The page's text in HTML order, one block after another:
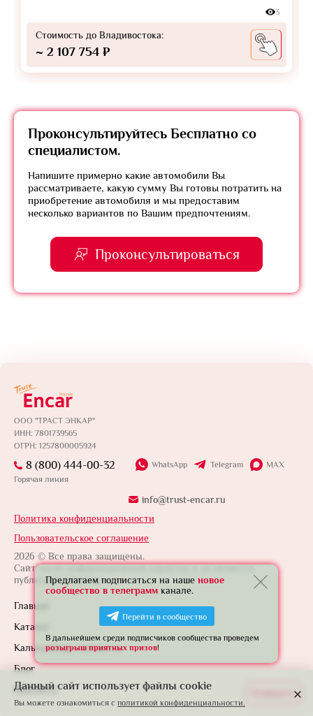
3
Стоимость до Владивостока:
~ 2 107 754 ₽
Проконсультируйтесь Бесплатно со
специалистом.
Напишите примерно какие автомобили Вы
рассматриваете, какую сумму Вы готовы потратить на
приобретение автомобиля и мы предоставим
несколько вариантов по Вашим предпочтениям.
Проконсультироваться
ООО "ТРАСТ ЭНКАР"
ИНН: 7801739565
ОГРН: 1257800005924
Политика конфиденциальности
Пользовательское соглашение
2026 © Все права защищены.
Сайт носит информационный характер и не является
публичной офертой.
Главная
Каталог
Калькулятор стоимости
Блог
Контакты
8 (800) 444-00-32
Горячая линия
WhatsApp Telegram MAX
info@trust-encar.ru
Данный сайт использует файлы cookie
Вы можете ознакомиться с политикой конфиденциальности.
Предлагаем подписаться на наше новое
сообщество в телеграмм канале.
Перейти в сообщество
В дальнейшем среди подписчиков сообщества проведем
розыгрыш приятных призов!
Развернуть